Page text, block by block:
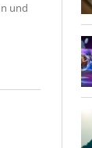
und